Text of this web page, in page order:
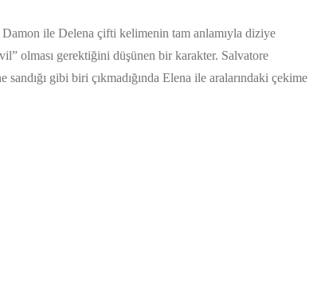
ile Delena çifti kelimenin tam anlamıyla diziye
olması gerektiğini düşünen bir karakter. Salvatore
gibi biri çıkmadığında Elena ile aralarındaki çekime